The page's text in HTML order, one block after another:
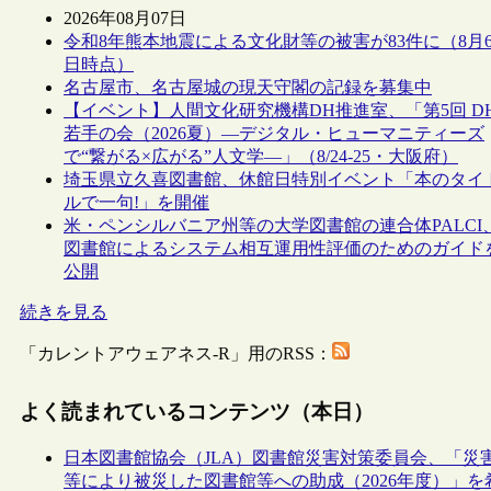
2026年08月07日
令和8年熊本地震による文化財等の被害が83件に（8月
日時点）
名古屋市、名古屋城の現天守閣の記録を募集中
【イベント】人間文化研究機構DH推進室、「第5回
若手の会（2026夏）―デジタル・ヒューマニティーズ
で“繋がる×広がる”人文学―」（8/24-25・大阪府）
埼玉県立久喜図書館、休館日特別イベント「本のタイ
ルで一句!」を開催
米・ペンシルバニア州等の大学図書館の連合体PALCI、
図書館によるシステム相互運用性評価のためのガイド
公開
続きを見る
「カレントアウェアネス-R」用のRSS：
よく読まれているコンテンツ（本日）
日本図書館協会（JLA）図書館災害対策委員会、「災
等により被災した図書館等への助成（2026年度）」を